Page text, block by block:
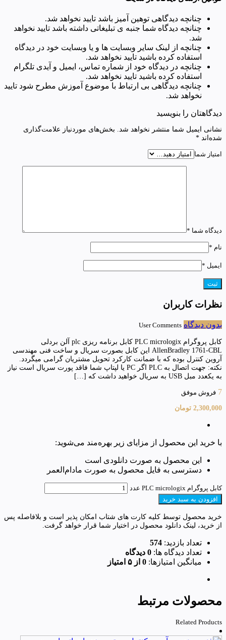
چنانچه دیدگاهی توهین آمیز باشد تایید نخواهد شد.
چنانچه دیدگاه شما جنبه ی تبلیغاتی داشته باشد تایید نخواهد
شد.
چنانچه از لینک سایر وبسایت ها و یا وبسایت خود در دیدگاه
استفاده کرده باشید تایید نخواهد شد.
چنانچه در دیدگاه خود از شماره تماس، ایمیل و آیدی تلگرام
استفاده کرده باشید تایید نخواهد شد.
چنانچه دیدگاهی بی ارتباط با موضوع آموزش مطرح شود تایید
نخواهد شد.
دیدگاهتان را بنویسید
نشانی ایمیل شما منتشر نخواهد شد. بخش‌های موردنیاز علامت‌گذاری
شده‌اند *
امتیاز شما
دیدگاه شما *
نام *
ایمیل *
نظرات کاربران
بدون دیدگاه User Comments
کابل پروگرام PLC micrologix کابل برنامه ریزی plc آلن بردلی
AllenBradley 1761-CBL این کابل بصورت سریال و ساخت فنی مهندسی
آروین کنترل بوده که با ضمانت کارکرد تحویل مشتریان گرامی میگردد.
نکته: جهت اتصال به PLC اگر PC یا لپتاپ شما فاقد پورت سریال است نیاز
به یکعدد مبل USB به سریال خواهید داشت که […]
7 فروش موفق
2,300,000 تومان
با خرید این محصول از مزایای زیر بهره‌مند می‌شوید:
این محصول به صورت دانلودی است
دسترسی به فایل محصول به صورت مادام‌العمر
کابل پروگرام PLC micrologix عدد
افزودن به سبد خرید
خرید محصول توسط کلیه کارت های شتاب امکان پذیر است و بلافاصله پس
از خرید، لینک دانلود محصول در اختیار شما قرار خواهد گرفت.
تعداد بازدید: 574
تعداد دیدگاه ها: 0 دیدگاه
میانگین امتیازها: 0 از ۵ امتیاز
محصولات مرتبط
Related Products